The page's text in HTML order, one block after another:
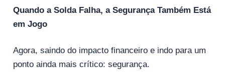
Quando a Solda Falha, a Segurança Também Está
em Jogo
Agora, saindo do impacto financeiro e indo para um
ponto ainda mais crítico: segurança.